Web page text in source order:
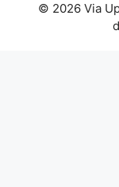
© 2026 Via